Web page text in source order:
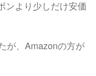
ンより少しだけ安価
が、Amazonの方が